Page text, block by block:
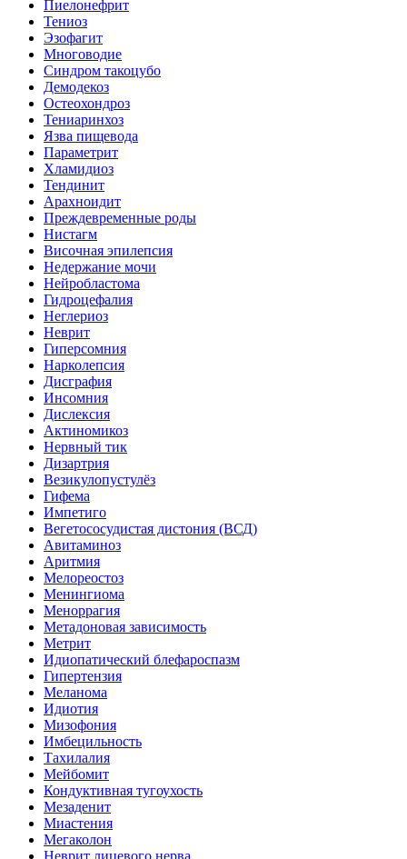
Пиелонефрит
Тениоз
Эзофагит
Многоводие
Синдром такоцубо
Демодекоз
Остеохондроз
Тениаринхоз
Язва пищевода
Параметрит
Хламидиоз
Тендинит
Арахноидит
Преждевременные роды
Нистагм
Височная эпилепсия
Недержание мочи
Нейробластома
Гидроцефалия
Неглериоз
Неврит
Гиперсомния
Нарколепсия
Дисграфия
Инсомния
Дислексия
Актиномикоз
Нервный тик
Дизартрия
Везикулопустулёз
Гифема
Импетиго
Вегетососудистая дистония (ВСД)
Авитаминоз
Аритмия
Мелореостоз
Менингиома
Меноррагия
Метадоновая зависимость
Метрит
Идиопатический блефароспазм
Гипертензия
Меланома
Идиотия
Мизофония
Имбецильность
Тахилалия
Мейбомит
Кондуктивная тугоухость
Мезаденит
Миастения
Мегаколон
Неврит лицевого нерва